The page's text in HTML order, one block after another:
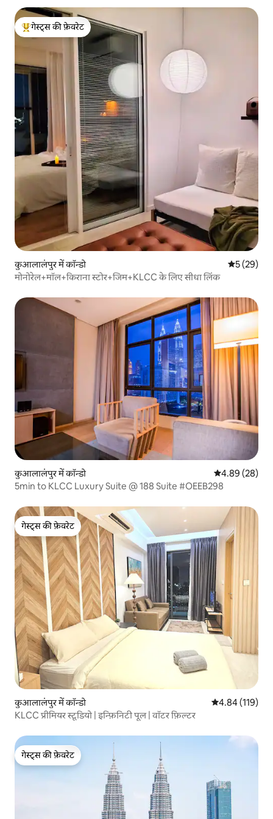
गेस्ट्स का टॉप फ़ेवरेट
गेस्ट्स की फ़ेवरेट
कुआलालंपुर में कॉन्डो औसत रेटिंग
5 (29)
मोनोरेल+मॉल+किराना स्टोर+जिम+KLCC के लिए सीधा लिंक
कुआलालंपुर में कॉन्डो औसत रेटिंग 5 में
4.89 (28)
5min to KLCC Luxury Suite @ 188 Suite #OEEB298
गेस्ट्स की फ़ेवरेट
गेस्ट्स की फ़ेवरेट
कुआलालंपुर में कॉन्डो औसत रेटिंग 5 में से
4.84 (119)
KLCC प्रीमियर स्टूडियो | इन्फ़िनिटी पूल | वॉटर फ़िल्टर
गेस्ट्स की फ़ेवरेट
गेस्ट्स की फ़ेवरेट